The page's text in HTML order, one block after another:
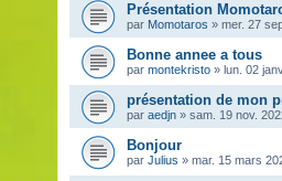
Présentation
par Momotaros » mer. 27
Bonne annee a tous
par montekristo » lun. 02
présentation de mon
par aedjn » sam. 19 nov.
Bonjour
par Julius » mar. 15 mars